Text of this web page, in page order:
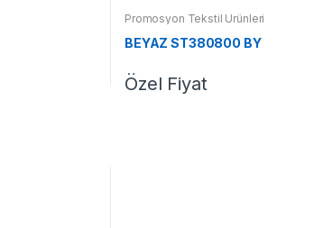
Promosyon Tekstil Ürünleri
BEYAZ ST380800 BY
Özel Fiyat